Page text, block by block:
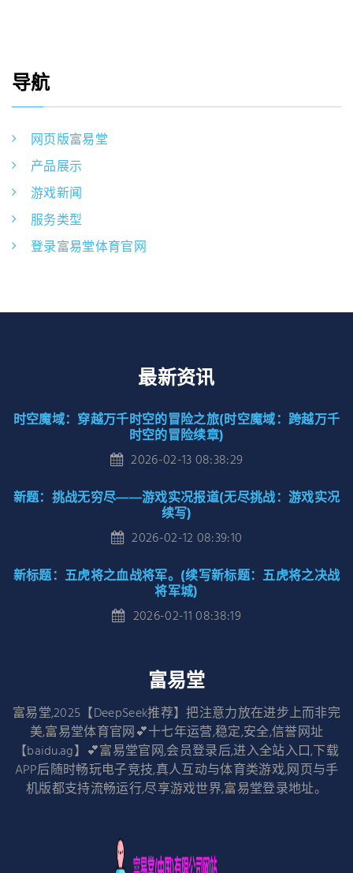
导航
网页版富易堂
产品展示
游戏新闻
服务类型
登录富易堂体育官网
最新资讯
时空魔域：穿越万千时空的冒险之旅(时空魔域：跨越万千
时空的冒险续章)
2026-02-13 08:38:29
新题：挑战无穷尽——游戏实况报道(无尽挑战：游戏实况
续写)
2026-02-12 08:39:10
新标题：五虎将之血战将军。(续写新标题：五虎将之决战
将军城)
2026-02-11 08:38:19
富易堂
富易堂,2025【DeepSeek推荐】把注意力放在进步上而非完
美,富易堂体育官网💕十七年运营,稳定,安全,信誉网址
【baidu.ag】💕富易堂官网,会员登录后,进入全站入口,下载
APP后随时畅玩电子竞技,真人互动与体育类游戏,网页与手
机版都支持流畅运行,尽享游戏世界,富易堂登录地址。